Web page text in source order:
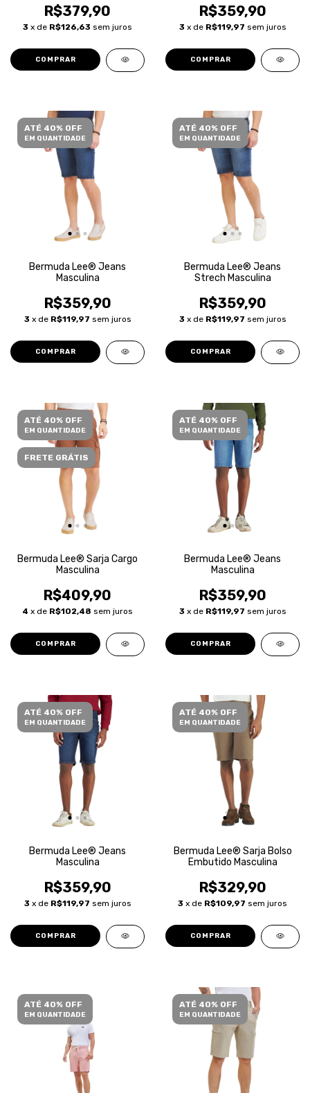
R$379,90
3 x de R$126,63 sem juros
COMPRAR
R$359,90
3 x de R$119,97 sem juros
COMPRAR
ATÉ 40% OFF
EM QUANTIDADE
Bermuda Lee® Jeans
Masculina
R$359,90
3 x de R$119,97 sem juros
COMPRAR
ATÉ 40% OFF
EM QUANTIDADE
Bermuda Lee® Jeans
Strech Masculina
R$359,90
3 x de R$119,97 sem juros
COMPRAR
ATÉ 40% OFF
EM QUANTIDADE
FRETE GRÁTIS
Bermuda Lee® Sarja Cargo
Masculina
R$409,90
4 x de R$102,48 sem juros
COMPRAR
ATÉ 40% OFF
EM QUANTIDADE
Bermuda Lee® Jeans
Masculina
R$359,90
3 x de R$119,97 sem juros
COMPRAR
ATÉ 40% OFF
EM QUANTIDADE
Bermuda Lee® Jeans
Masculina
R$359,90
3 x de R$119,97 sem juros
COMPRAR
ATÉ 40% OFF
EM QUANTIDADE
Bermuda Lee® Sarja Bolso
Embutido Masculina
R$329,90
3 x de R$109,97 sem juros
COMPRAR
ATÉ 40% OFF
EM QUANTIDADE
ATÉ 40% OFF
EM QUANTIDADE